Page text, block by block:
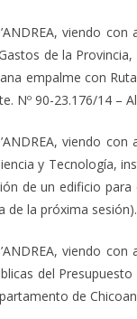
viendo
de la
empalme con
Nº 90-23.176/14 –
viendo
y Tecnología,
de un edificio
de la próxima sesión).
viendo
del
de